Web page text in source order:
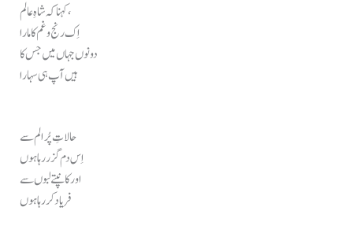
کہنا کہ شاہِ عالم ،
اِک رنج و غم کا مارا
دونوں جہاں میں جس کا
ہیں آپ ہی سہارا
حالاتِ پُر الم سے
اِس دم گزر رہا ہوں
اور کانپتے لبوں سے
فریاد کر رہا ہوں